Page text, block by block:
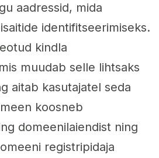
aadressid, mida
identifitseerimiseks.
kindla
muudab selle lihtsaks
aitab kasutajatel seda
koosneb
domeenilaiendist ning
registripidaja